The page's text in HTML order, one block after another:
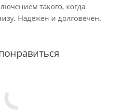
такого, когда
Надежен и долговечен.